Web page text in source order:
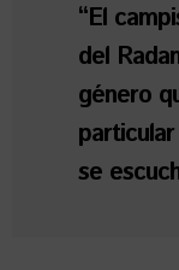
“El
del
género
se